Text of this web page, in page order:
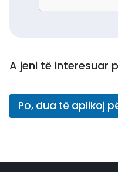
A jeni të interesuar
Po, dua të aplikoj